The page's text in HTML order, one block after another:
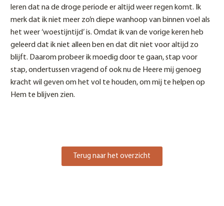
leren dat na de droge periode er altijd weer regen komt. Ik
merk dat ik niet meer zo’n diepe wanhoop van binnen voel als
het weer ‘woestijntijd’ is. Omdat ik van de vorige keren heb
geleerd dat ik niet alleen ben en dat dit niet voor altijd zo
blijft. Daarom probeer ik moedig door te gaan, stap voor
stap, ondertussen vragend of ook nu de Heere mij genoeg
kracht wil geven om het vol te houden, om mij te helpen op
Hem te blijven zien.
Terug naar het overzicht